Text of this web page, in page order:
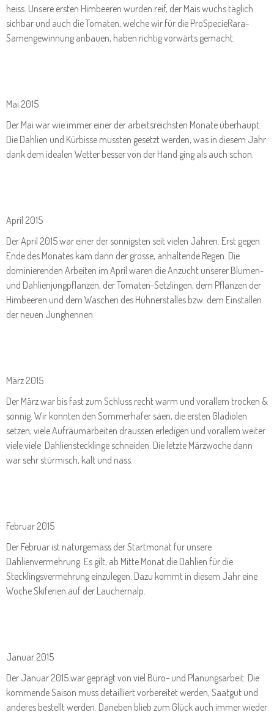
heiss. Unsere ersten Himbeeren wurden reif, der Mais wuchs täglich
sichbar und auch die Tomaten, welche wir für die ProSpecieRara-
Samengewinnung anbauen, haben richtig vorwärts gemacht.
Mai 2015
Der Mai war wie immer einer der arbeitsreichsten Monate überhaupt.
Die Dahlien und Kürbisse mussten gesetzt werden, was in diesem Jahr
dank dem idealen Wetter besser von der Hand ging als auch schon.
April 2015
Der April 2015 war einer der sonnigsten seit vielen Jahren. Erst gegen
Ende des Monates kam dann der grosse, anhaltende Regen. Die
dominierenden Arbeiten im April waren die Anzucht unserer Blumen-
und Dahlienjungpflanzen, der Tomaten-Setzlingen, dem Pflanzen der
Himbeeren und dem Waschen des Hühnerstalles bzw. dem Einstallen
der neuen Junghennen.
März 2015
Der März war bis fast zum Schluss recht warm und vorallem trocken &
sonnig. Wir konnten den Sommerhafer säen, die ersten Gladiolen
setzen, viele Aufräumarbeiten draussen erledigen und vorallem weiter
viele viele Dahlienstecklinge schneiden. Die letzte Märzwoche dann
war sehr stürmisch, kalt und nass.
Februar 2015
Der Februar ist naturgemäss der Startmonat für unsere
Dahlienvermehrung. Es gilt, ab Mitte Monat die Dahlien für die
Stecklingsvermehrung einzulegen. Dazu kommt in diesem Jahr eine
Woche Skiferien auf der Lauchernalp.
Januar 2015
Der Januar 2015 war geprägt von viel Büro- und Planungsarbeit. Die
kommende Saison muss detailliert vorbereitet werden, Saatgut und
anderes bestellt werden. Daneben blieb zum Glück auch immer wieder